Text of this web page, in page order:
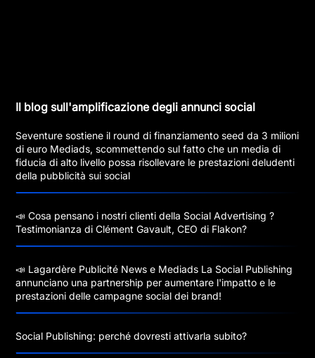
Il blog sull'amplificazione degli annunci social
Seventure sostiene il round di finanziamento seed da 3 milioni
di euro Mediads, scommettendo sul fatto che un media di
fiducia di alto livello possa risollevare le prestazioni deludenti
della pubblicità sui social
📣 Cosa pensano i nostri clienti della Social Advertising ?
Testimonianza di Clément Gavault, CEO di Flakon?
📣 Lagardère Publicité News e Mediads La Social Publishing
annunciano una partnership per aumentare l'impatto e le
prestazioni delle campagne social dei brand!
Social Publishing: perché dovresti attivarla subito?